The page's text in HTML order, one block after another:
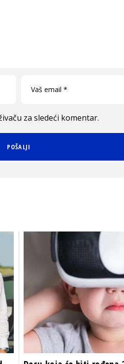
za sledeći komentar.